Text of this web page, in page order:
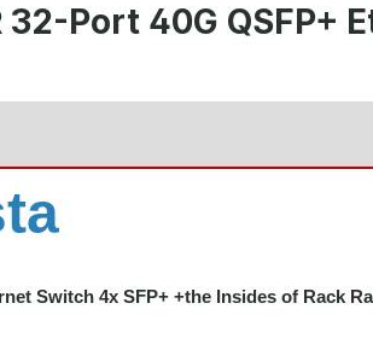
Port 40G QSFP+
Switch 4x SFP+ +the Insides of Rack